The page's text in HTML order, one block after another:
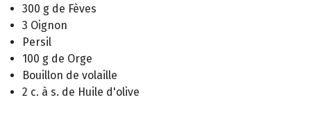
300 g de Fèves
3 Oignon
Persil
100 g de Orge
Bouillon de volaille
2 c. à s. de Huile d'olive